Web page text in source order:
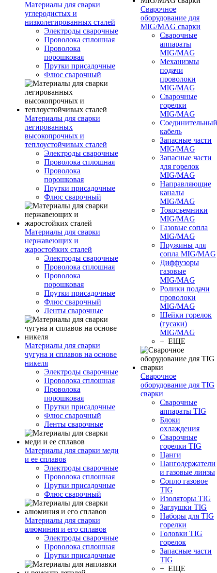
Материалы для сварки
углеродистых и
низколегированных сталей
Электроды сварочные
Проволока сплошная
Проволока
порошковая
Прутки присадочные
Флюс сварочный
Материалы для сварки
легированных
высокопрочных и
теплоустойчивых сталей
Электроды сварочные
Проволока сплошная
Проволока
порошковая
Прутки присадочные
Флюс сварочный
Материалы для сварки
нержавеющих и
жаростойких сталей
Электроды сварочные
Проволока сплошная
Проволока
порошковая
Прутки присадочные
Флюс сварочный
Ленты сварочные
Материалы для сварки
чугуна и сплавов на основе
никеля
Электроды сварочные
Проволока сплошная
Проволока
порошковая
Прутки присадочные
Флюс сварочный
Ленты сварочные
Материалы для сварки меди
и ее сплавов
Электроды сварочные
Проволока сплошная
Прутки присадочные
Флюс сварочный
Материалы для сварки
алюминия и его сплавов
Электроды сварочные
Проволока сплошная
Прутки присадочные
Сварочное
оборудование для
MIG/MAG сварки
Сварочные
аппараты
MIG/MAG
Механизмы
подачи
проволоки
MIG/MAG
Сварочные
горелки
MIG/MAG
Соединительный
кабель
Запасные части
MIG/MAG
Запасные части
для горелок
MIG/MAG
Направляющие
каналы
MIG/MAG
Токосъемники
MIG/MAG
Газовые сопла
MIG/MAG
Пружины для
сопла MIG/MAG
Диффузоры
газовые
MIG/MAG
Ролики подачи
проволоки
MIG/MAG
Шейки горелок
(гусаки)
MIG/MAG
+ ЕЩЕ
Сварочное
оборудование для TIG
сварки
Сварочные
аппараты TIG
Блоки
охлаждения
Сварочные
горелки TIG
Цанги
Цангодержатели
и газовые линзы
Сопло газовое
TIG
Изоляторы TIG
Заглушки TIG
Наборы для TIG
горелки
Головки TIG
горелок
Запасные части
TIG
+ ЕЩЕ